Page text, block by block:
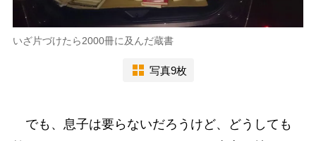
いざ片づけたら2000冊に及んだ蔵書
写真9枚
でも、息子は要らないだろうけど、どうしても